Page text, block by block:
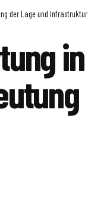
der Lage und Infrastruktur
in